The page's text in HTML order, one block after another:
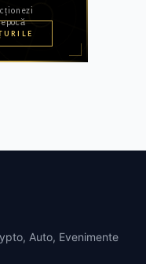
Auto, Evenimente